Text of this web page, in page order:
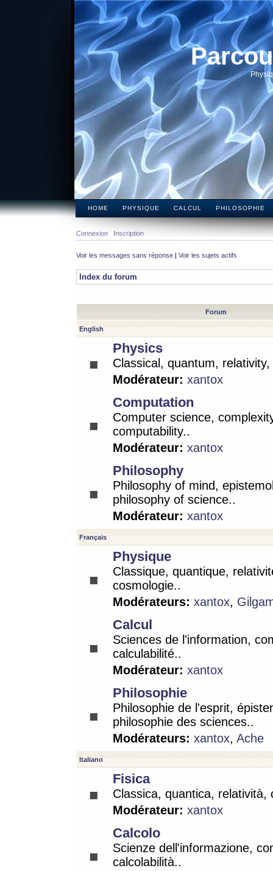
HOME PHYSIQUE CALCUL PHILOSOPHIE
Connexion Inscription
Voir les messages sans réponse | Voir les sujets actifs
Index du forum
Forum
English
Physics
Classical, quantum,
Modérateur: xantox
Computation
Computer science,
computability..
Modérateur: xantox
Philosophy
Philosophy of mind,
philosophy of science..
Modérateur: xantox
Français
Physique
Classique, quantique,
cosmologie..
Modérateurs: xantox,
Calcul
Sciences de l'information,
calculabilité..
Modérateur: xantox
Philosophie
Philosophie de l'esprit,
philosophie des sciences..
Modérateurs: xantox, Ache
Italiano
Fisica
Classica, quantica, relatività,
Modérateur: xantox
Calcolo
Scienze dell'informazione,
calcolabilità..